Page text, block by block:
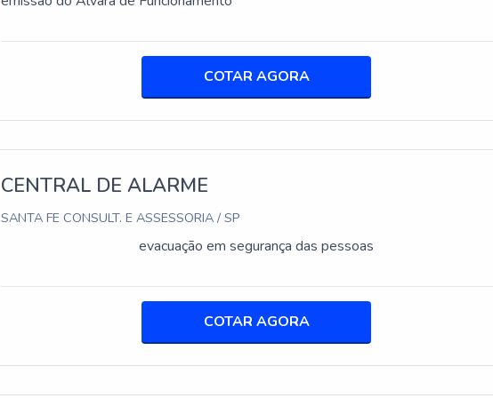
COTAR AGORA
CENTRAL DE ALARME
SANTA FE CONSULT. E ASSESSORIA / SP
evacuação em segurança das pessoas
COTAR AGORA